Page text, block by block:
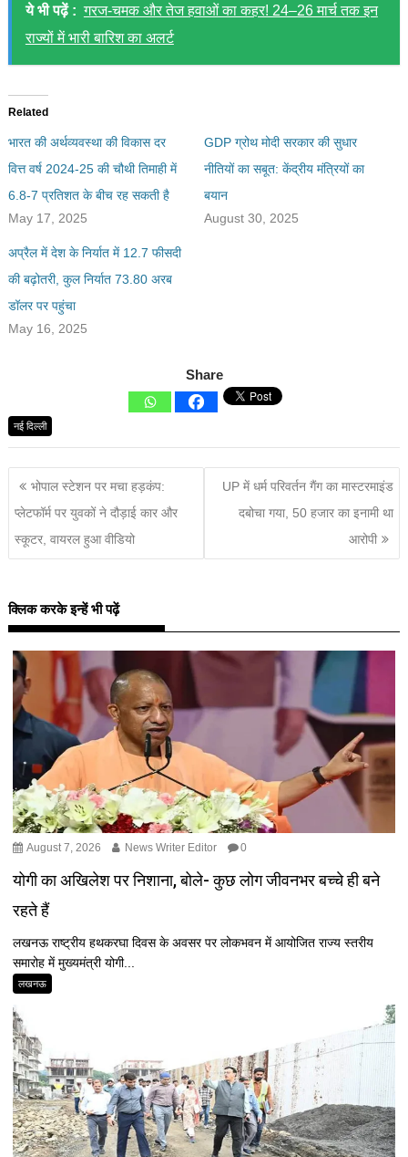
ये भी पढ़ें : गरज-चमक और तेज हवाओं का कहर! 24–26 मार्च तक इन
राज्यों में भारी बारिश का अलर्ट
Related
भारत की अर्थव्यवस्था की विकास दर
वित्त वर्ष 2024-25 की चौथी तिमाही में
6.8-7 प्रतिशत के बीच रह सकती है
May 17, 2025
GDP ग्रोथ मोदी सरकार की सुधार
नीतियों का सबूत: केंद्रीय मंत्रियों का
बयान
August 30, 2025
अप्रैल में देश के निर्यात में 12.7 फीसदी
की बढ़ोतरी, कुल निर्यात 73.80 अरब
डॉलर पर पहुंचा
May 16, 2025
Share
नई दिल्ली
भोपाल स्टेशन पर मचा हड़कंप:
प्लेटफॉर्म पर युवकों ने दौड़ाई कार और
स्कूटर, वायरल हुआ वीडियो
UP में धर्म परिवर्तन गैंग का मास्टरमाइंड
दबोचा गया, 50 हजार का इनामी था
आरोपी
क्लिक करके इन्हें भी पढ़ें
August 7, 2026 News Writer Editor 0
योगी का अखिलेश पर निशाना, बोले- कुछ लोग जीवनभर बच्चे ही बने
रहते हैं
लखनऊ राष्ट्रीय हथकरघा दिवस के अवसर पर लोकभवन में आयोजित राज्य स्तरीय
समारोह में मुख्यमंत्री योगी...
लखनऊ